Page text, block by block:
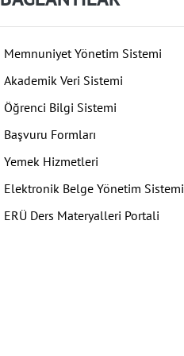
Memnuniyet Yönetim Sistemi
Akademik Veri Sistemi
Öğrenci Bilgi Sistemi
Başvuru Formları
Yemek Hizmetleri
Elektronik Belge Yönetim Sistemi
ERÜ Ders Materyalleri Portali